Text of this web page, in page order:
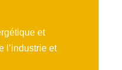
et
l’industrie et